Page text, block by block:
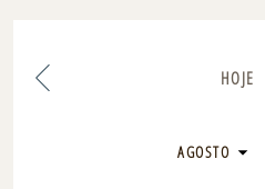
HOJE